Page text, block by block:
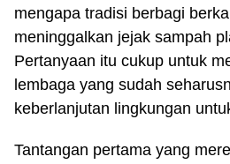
mengapa tradisi berbagi
meninggalkan jejak sampah
Pertanyaan itu cukup untuk
lembaga yang sudah
keberlanjutan lingkungan
Tantangan pertama yang